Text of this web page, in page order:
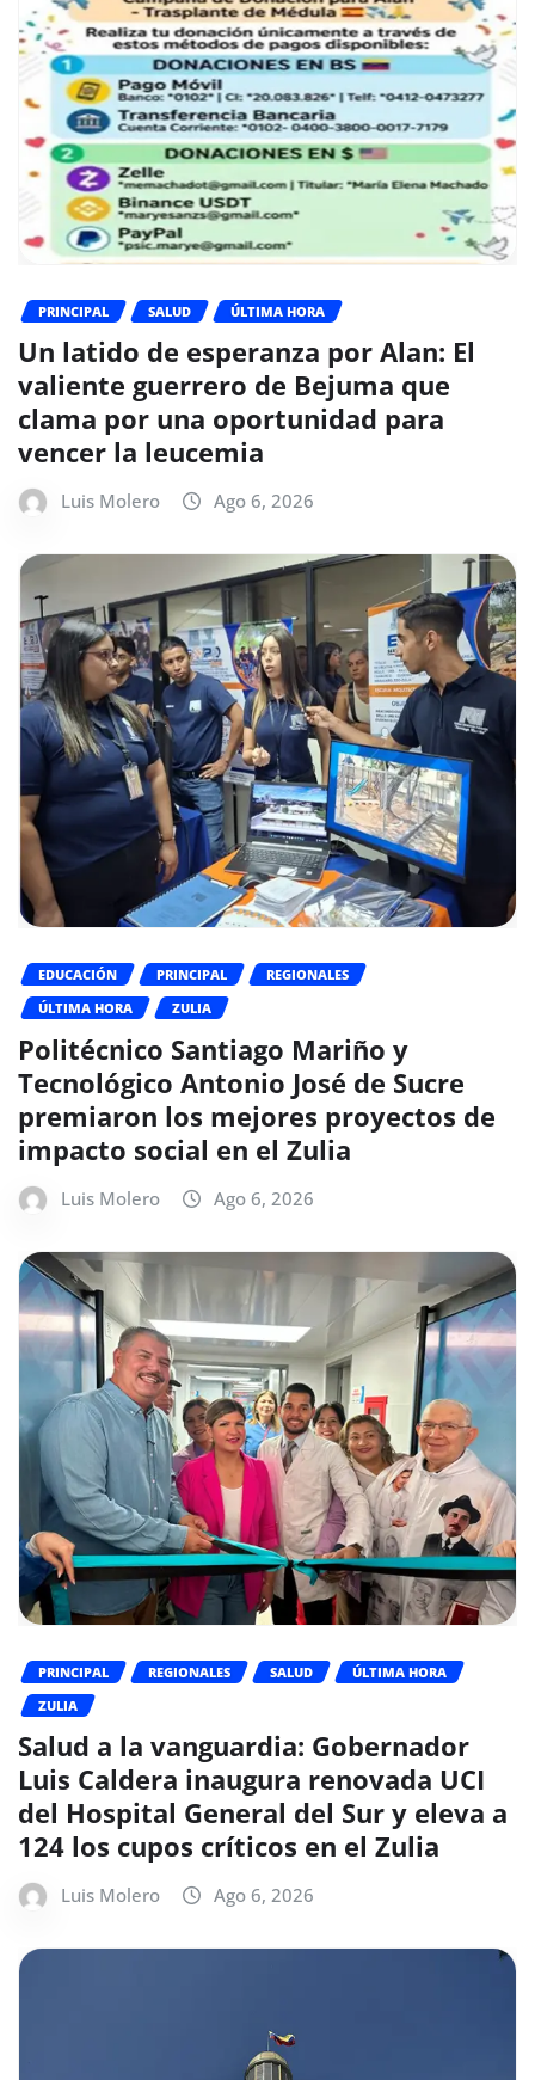
PRINCIPAL SALUD ÚLTIMA HORA
Un latido de esperanza por Alan: El
valiente guerrero de Bejuma que
clama por una oportunidad para
vencer la leucemia
Luis Molero Ago 6, 2026
EDUCACIÓN PRINCIPAL
REGIONALES
ÚLTIMA HORA
ZULIA
Politécnico Santiago Mariño y
Tecnológico Antonio José de Sucre
premiaron los mejores proyectos de
impacto social en el Zulia
Luis Molero Ago 6, 2026
PRINCIPAL REGIONALES SALUD
ÚLTIMA HORA
ZULIA
Salud a la vanguardia: Gobernador
Luis Caldera inaugura renovada UCI
del Hospital General del Sur y eleva a
124 los cupos críticos en el Zulia
Luis Molero Ago 6, 2026